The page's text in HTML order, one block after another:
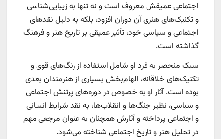
اجتماعی عمیقش معروف است و نه تنها به زیبایی‌شناسی
و تکنیک‌های هنری آن دوران افزود، بلکه به دلیل نقدهای
اجتماعی و سیاسی خود، تأثیر عمیقی بر تاریخ هنر و فرهنگ
گذاشته است.
سبک منحصر به فرد او شامل استفاده از رنگ‌های قوی و
تکنیک‌های خلاقانه، الهام‌بخش بسیاری از هنرمندان بعدی
بوده است. آثار او به خصوص در دوره‌های پرتنش اجتماعی
و سیاسی، نظیر جنگ‌ها و انقلاب‌ها، به نقد شرایط انسانی
و اجتماعی پرداخته و آثارش همچنان به عنوان مرجعی مهم
در تحلیل هنر و تاریخ اجتماعی شناخته می‌شود.